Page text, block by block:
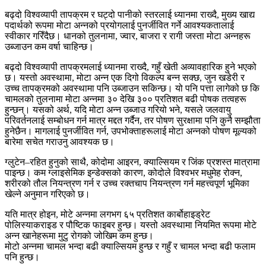
बढ्दो विश्वव्यापी तापक्रम र घट्दो पानीको स्तरलाई ध्यानमा राख्दै, मुख्य खाद्य
पदार्थको रूपमा मोटा अन्नको प्रयोगलाई पुनर्जीवित गर्ने आवश्यकतालाई
स्वीकार गरिँदैछ। धानको तुलनामा, ज्वार, बाजरा र रागी जस्ता मोटा अन्नहरू
उब्जाउन कम वर्षा चाहिन्छ।
बढ्दो विश्वव्यापी तापक्रमलाई ध्यानमा राख्दै, गहुँ खेती अव्यावहारिक हुने भएको
छ। यस्तो अवस्थामा, मोटा अन्न एक दिगो विकल्प बन्न सक्छ, जुन खडेरी र
उच्च तापक्रमको अवस्थामा पनि उब्जाउन सकिन्छ। यो पनि पत्ता लागेको छ कि
चामलको तुलनामा मोटा अन्नमा ३० देखि ३०० प्रतिशत बढी पोषक तत्वहरू
हुन्छन्। यसको अर्थ, यदि मोटा अन्न उब्जाउ गरियो भने, यसले जलवायु
परिवर्तनलाई सम्बोधन गर्न मात्र मद्दत गर्दैन, तर पोषण सुरक्षामा पनि कुनै सम्झौता
हुनेछैन। मागलाई पुनर्जीवित गर्न, उपभोक्ताहरूलाई मोटा अन्नको पोषण मूल्यको
बारेमा सचेत गराउनु आवश्यक छ।
ग्लुटेन–रहित हुनुको साथै, कोदोमा आइरन, क्याल्सियम र जिंक प्रशस्त मात्रामा
पाइन्छ। कम ग्लाइसेमिक इन्डेक्सको कारण, कोदोले विश्वभर मधुमेह रोक्न,
शरीरको तौल नियन्त्रण गर्न र उच्च रक्तचाप नियन्त्रण गर्न महत्त्वपूर्ण भूमिका
खेल्ने अनुमान गरिएको छ।
यति मात्र होइन, मोटे अन्नमा लगभग ६५ प्रतिशत कार्बोहाइड्रेट
पोलिस्याकराइड र पौष्टिक फाइबर हुन्छ। यस्तो अवस्थामा नियमित रूपमा मोटे
अन्न खानेहरूमा मुटु रोगको जोखिम कम हुन्छ।
मोटो अन्नमा चामल भन्दा बढी क्याल्सियम हुन्छ र गहुँ र चामल भन्दा बढी फलाम
पनि हुन्छ।